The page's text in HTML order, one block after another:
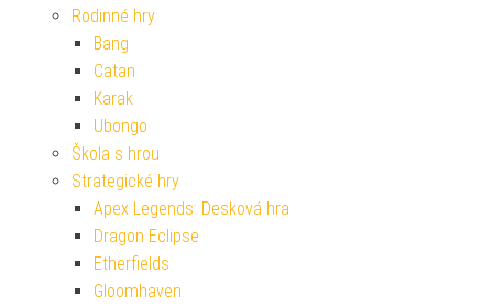
Rodinné hry
Bang
Catan
Karak
Ubongo
Škola s hrou
Strategické hry
Apex Legends: Desková hra
Dragon Eclipse
Etherfields
Gloomhaven